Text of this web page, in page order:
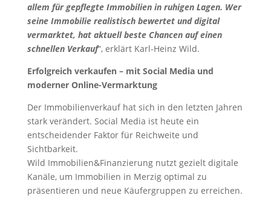
allem für gepflegte Immobilien in ruhigen Lagen. Wer
seine Immobilie realistisch bewertet und digital
vermarktet, hat aktuell beste Chancen auf einen
schnellen Verkauf“, erklärt Karl-Heinz Wild.
Erfolgreich verkaufen – mit Social Media und
moderner Online-Vermarktung
Der Immobilienverkauf hat sich in den letzten Jahren
stark verändert. Social Media ist heute ein
entscheidender Faktor für Reichweite und
Sichtbarkeit.
Wild Immobilien&Finanzierung nutzt gezielt digitale
Kanäle, um Immobilien in Merzig optimal zu
präsentieren und neue Käufergruppen zu erreichen.